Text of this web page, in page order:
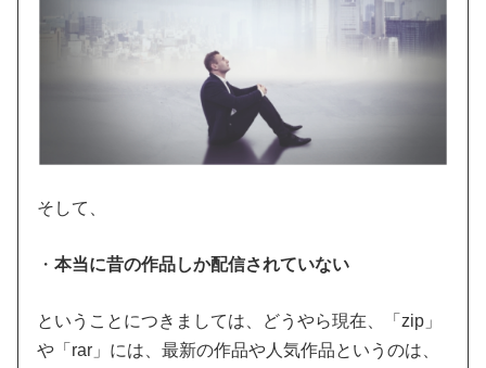
そして、
・本当に昔の作品しか配信されていない
ということにつきましては、どうやら現在、「zip」
や「rar」には、最新の作品や人気作品というのは、